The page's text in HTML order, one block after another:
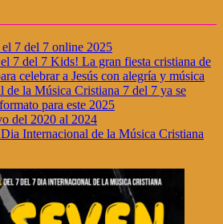
7 del 7 online 2025
el 7 del 7 Kids! La gran fiesta cristiana de
celebrar a Jesús con alegría y música
de la Música Cristiana 7 del 7 ya se
para este 2025
del 2020 al 2024
Internacional de la Música Cristiana